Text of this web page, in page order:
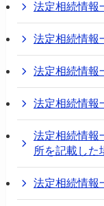
法定相続情報
法定相続情報
法定相続情報
法定相続情報
法定相続情報
所を記載した
法定相続情報